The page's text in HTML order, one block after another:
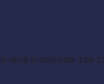
será publicada. Los